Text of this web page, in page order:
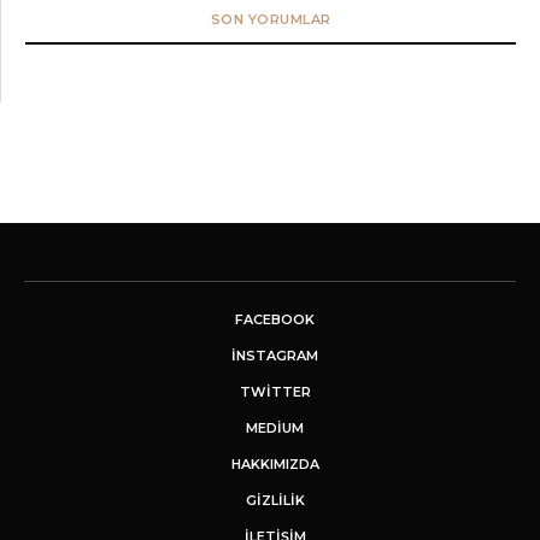
SON YORUMLAR
FACEBOOK
INSTAGRAM
TWITTER
MEDIUM
HAKKIMIZDA
GİZLİLİK
İLETIŞIM